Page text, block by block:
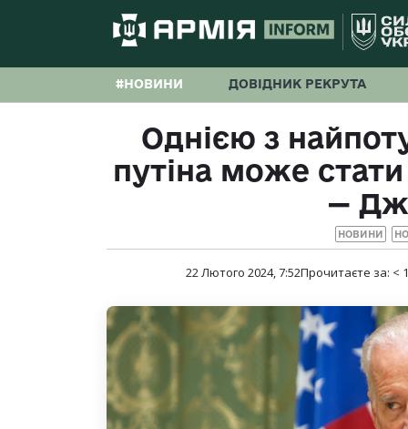
#НОВИНИ ДОВІДНИК РЕКРУТА
Однією з
путіна може
—
НОВИНИ
22 Лютого 2024, 7:52Прочитаєте за: < 1